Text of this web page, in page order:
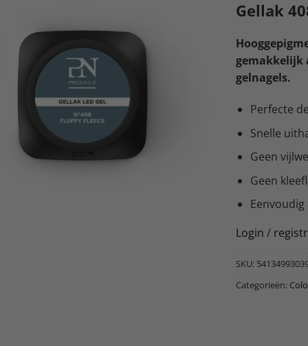
Gellak
gemakkelijk
gelnagels.
Perfecte
Snelle
Geen
Geen
Login /
SKU:
Categorieën: